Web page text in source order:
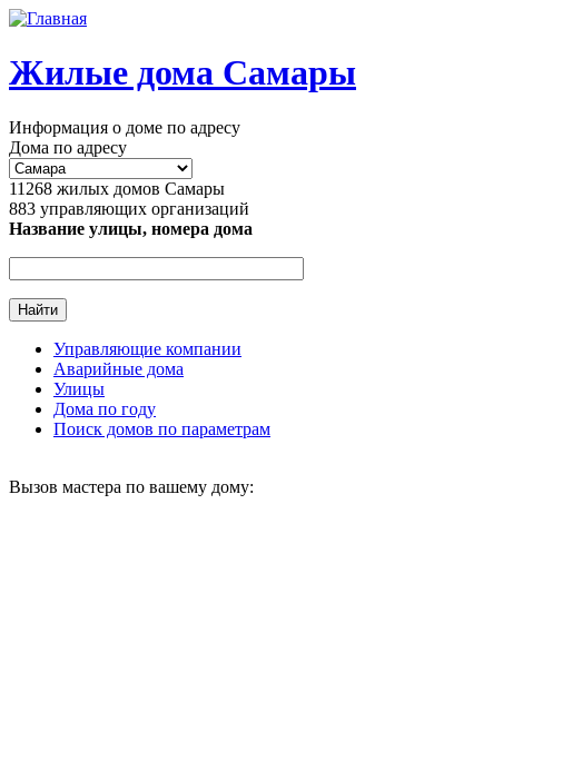
Перейти к основному содержанию
Жилые дома Самары
Информация о доме по адресу
Дома по адресу
11268 жилых домов Самары
883 управляющих организаций
Название улицы, номера дома
Главное меню
Управляющие компании
Аварийные дома
Улицы
Дома по году
Поиск домов по параметрам
Вызов мастера по вашему дому: